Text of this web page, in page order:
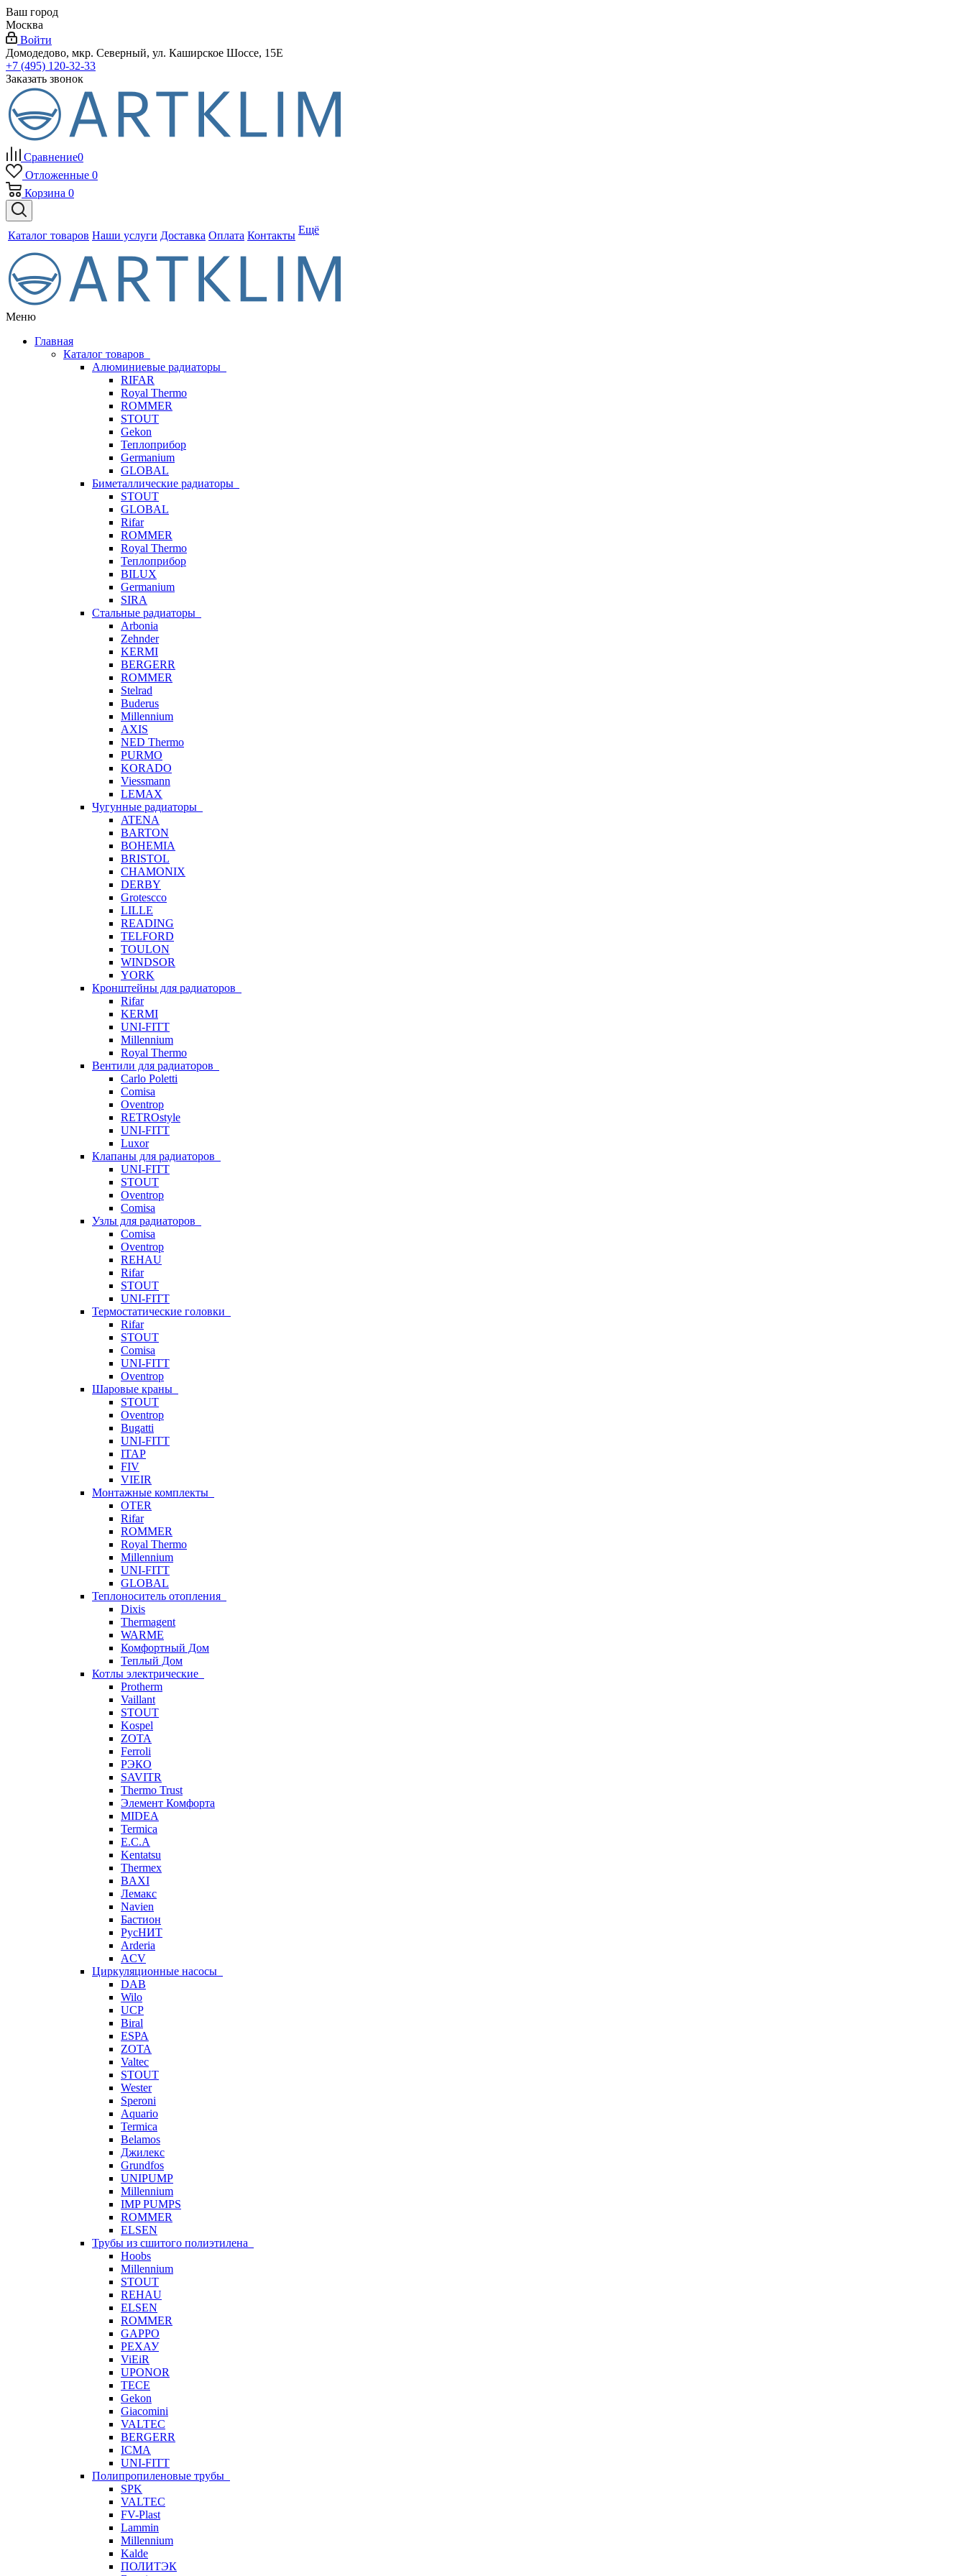
Ваш город
Москва
Войти
Домодедово, мкр. Северный, ул. Каширское Шоссе, 15Е
+7 (495) 120-32-33
Заказать звонок
Сравнение0
Отложенные 0
Корзина 0
Каталог товаров Наши услуги Доставка Оплата Контакты Ещё
Меню
Главная
Каталог товаров
Алюминиевые радиаторы
RIFAR
Royal Thermo
ROMMER
STOUT
Gekon
Теплоприбор
Germanium
GLOBAL
Биметаллические радиаторы
STOUT
GLOBAL
Rifar
ROMMER
Royal Thermo
Теплоприбор
BILUX
Germanium
SIRA
Стальные радиаторы
Arbonia
Zehnder
KERMI
BERGERR
ROMMER
Stelrad
Buderus
Millennium
AXIS
NED Thermo
PURMO
KORADO
Viessmann
LEMAX
Чугунные радиаторы
ATENA
BARTON
BOHEMIA
BRISTOL
CHAMONIX
DERBY
Grotescco
LILLE
READING
TELFORD
TOULON
WINDSOR
YORK
Кронштейны для радиаторов
Rifar
KERMI
UNI-FITT
Millennium
Royal Thermo
Вентили для радиаторов
Carlo Poletti
Comisa
Oventrop
RETROstyle
UNI-FITT
Luxor
Клапаны для радиаторов
UNI-FITT
STOUT
Oventrop
Comisa
Узлы для радиаторов
Comisa
Oventrop
REHAU
Rifar
STOUT
UNI-FITT
Термостатические головки
Rifar
STOUT
Comisa
UNI-FITT
Oventrop
Шаровые краны
STOUT
Oventrop
Bugatti
UNI-FITT
ITAP
FIV
VIEIR
Монтажные комплекты
OTER
Rifar
ROMMER
Royal Thermo
Millennium
UNI-FITT
GLOBAL
Теплоноситель отопления
Dixis
Thermagent
WARME
Комфортный Дом
Теплый Дом
Котлы электрические
Protherm
Vaillant
STOUT
Kospel
ZOTA
Ferroli
РЭКО
SAVITR
Thermo Trust
Элемент Комфорта
MIDEA
Termica
E.C.A
Kentatsu
Thermex
BAXI
Лемакс
Navien
Бастион
РусНИТ
Arderia
ACV
Циркуляционные насосы
DAB
Wilo
UCP
Biral
ESPA
ZOTA
Valtec
STOUT
Wester
Speroni
Aquario
Termica
Belamos
Джилекс
Grundfos
UNIPUMP
Millennium
IMP PUMPS
ROMMER
ELSEN
Трубы из сшитого полиэтилена
Hoobs
Millennium
STOUT
REHAU
ELSEN
ROMMER
GAPPO
РЕХАУ
ViEiR
UPONOR
TECE
Gekon
Giacomini
VALTEC
BERGERR
ICMA
UNI-FITT
Полипропиленовые трубы
SPK
VALTEC
FV-Plast
Lammin
Millennium
Kalde
ПОЛИТЭК